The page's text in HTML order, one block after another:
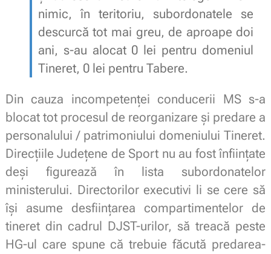
nimic, în teritoriu, subordonatele se
descurcă tot mai greu, de aproape doi
ani, s-au alocat 0 lei pentru domeniul
Tineret, 0 lei pentru Tabere.
Din cauza incompetenței conducerii MS s-a
blocat tot procesul de reorganizare și predare a
personalului / patrimoniului domeniului Tineret.
Direcțiile Județene de Sport nu au fost înființate
deși figurează în lista subordonatelor
ministerului. Directorilor executivi li se cere să
își asume desființarea compartimentelor de
tineret din cadrul DJST-urilor, să treacă peste
HG-ul care spune că trebuie făcută predarea-